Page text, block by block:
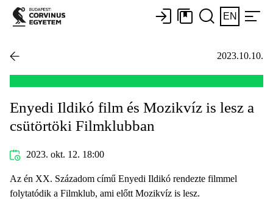
EN
2023.10.10.
Enyedi Ildikó film és Mozikvíz is lesz a
csütörtöki Filmklubban
2023. okt. 12. 18:00
Az én XX. Századom című Enyedi Ildikó rendezte filmmel
folytatódik a Filmklub, ami előtt Mozikvíz is lesz.